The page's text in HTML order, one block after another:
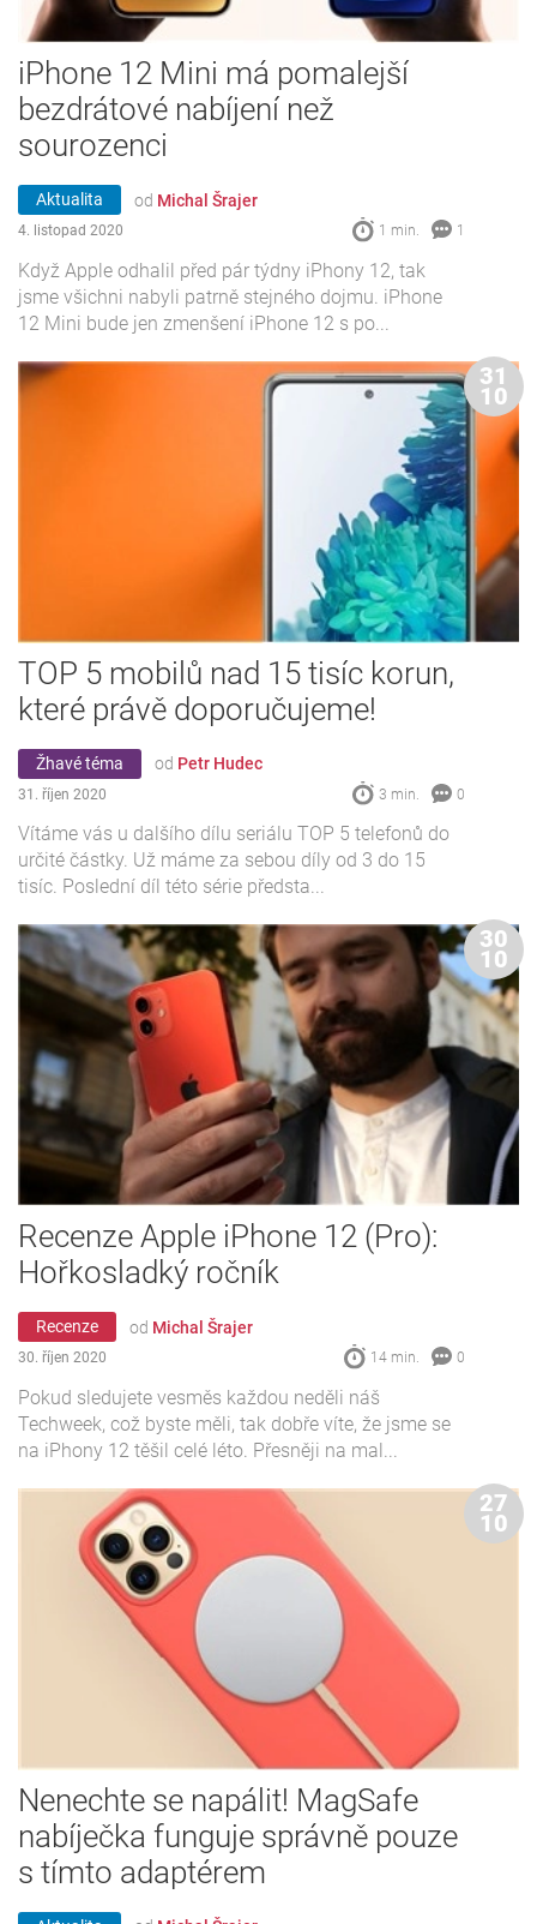
iPhone 12 Mini má pomalejší
bezdrátové nabíjení než
sourozenci
Aktualita od Michal Šrajer
4. listopad 2020 1 min. 1
Když Apple odhalil před pár týdny iPhony 12, tak
jsme všichni nabyli patrně stejného dojmu. iPhone
12 Mini bude jen zmenšení iPhone 12 s po...
TOP 5 mobilů nad 15 tisíc korun,
které právě doporučujeme!
Žhavé téma od Petr Hudec
31. říjen 2020 3 min. 0
Vítáme vás u dalšího dílu seriálu TOP 5 telefonů do
určité částky. Už máme za sebou díly od 3 do 15
tisíc. Poslední díl této série předsta...
31
10
Recenze Apple iPhone 12 (Pro):
Hořkosladký ročník
Recenze od Michal Šrajer
30. říjen 2020 14 min. 0
Pokud sledujete vesměs každou neděli náš
Techweek, což byste měli, tak dobře víte, že jsme se
na iPhony 12 těšil celé léto. Přesněji na mal...
30
10
Nenechte se napálit! MagSafe
nabíječka funguje správně pouze
s tímto adaptérem
27
10